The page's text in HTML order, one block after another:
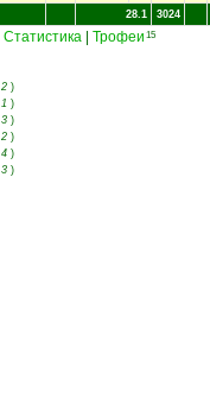
28.1 3024
Статистика Трофеи 15
2 )
1 )
3 )
2 )
4 )
3 )